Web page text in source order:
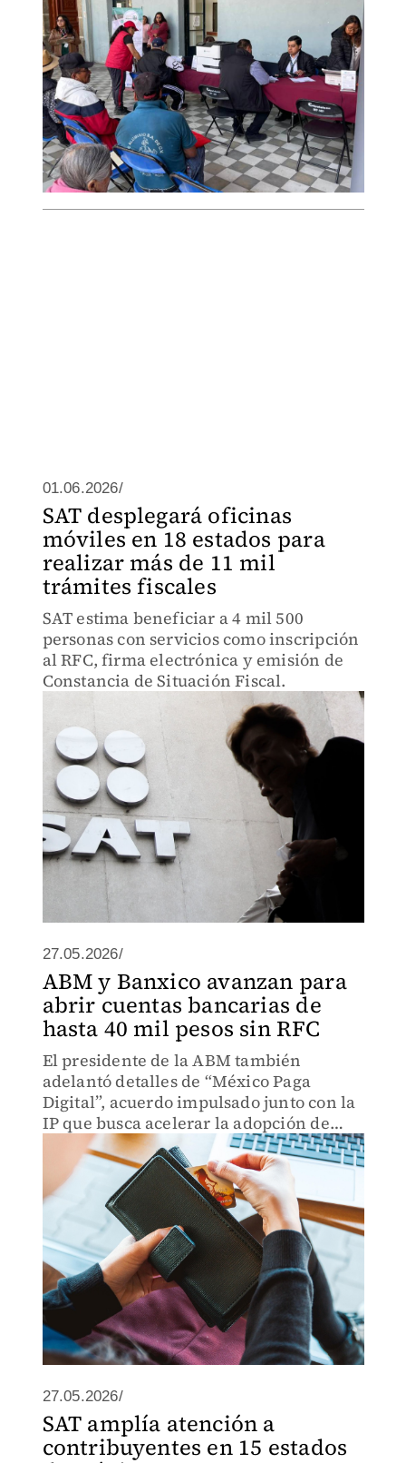
01.06.2026/
SAT desplegará oficinas
móviles en 18 estados para
realizar más de 11 mil
trámites fiscales
SAT estima beneficiar a 4 mil 500
personas con servicios como inscripción
al RFC, firma electrónica y emisión de
Constancia de Situación Fiscal.
27.05.2026/
ABM y Banxico avanzan para
abrir cuentas bancarias de
hasta 40 mil pesos sin RFC
El presidente de la ABM también
adelantó detalles de “México Paga
Digital”, acuerdo impulsado junto con la
IP que busca acelerar la adopción de
pagos electrónicos y crédito.
27.05.2026/
SAT amplía atención a
contribuyentes en 15 estados